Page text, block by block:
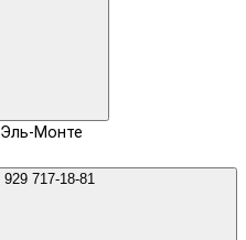
Эль-Монте